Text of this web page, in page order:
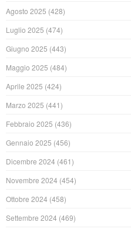
Agosto 2025 (428)
Luglio 2025 (474)
Giugno 2025 (443)
Maggio 2025 (484)
Aprile 2025 (424)
Marzo 2025 (441)
Febbraio 2025 (436)
Gennaio 2025 (456)
Dicembre 2024 (461)
Novembre 2024 (454)
Ottobre 2024 (458)
Settembre 2024 (469)